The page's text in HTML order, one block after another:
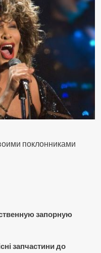
поклонниками
запорную
запчастини до